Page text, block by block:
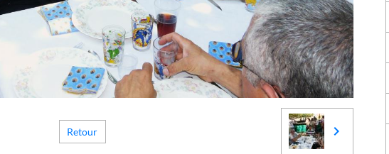
Retour